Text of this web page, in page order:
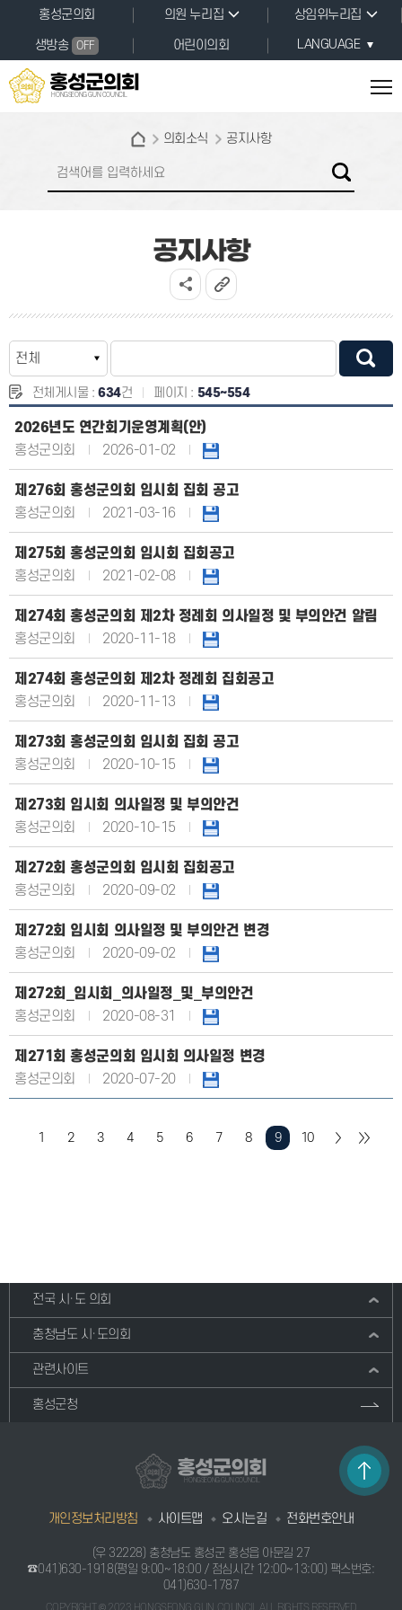
본문바로가기
홍성군의회 의원 누리집
상임위누리집
생방송
OFF 어린이의회 LANGUAGE
홍성군의회
HONGSEONG GUN COUNCIL
의회소식 공지사항
공지사항
전체게시물 : 634건 페이지 : 545~554
2026년도 연간회기운영계획(안)
홍성군의회
2026-01-02
제276회 홍성군의회 임시회 집회 공고
홍성군의회
2021-03-16
제275회 홍성군의회 임시회 집회공고
홍성군의회
2021-02-08
제274회 홍성군의회 제2차 정례회 의사일정 및 부의안건 알림
홍성군의회
2020-11-18
제274회 홍성군의회 제2차 정례회 집회공고
홍성군의회
2020-11-13
제273회 홍성군의회 임시회 집회 공고
홍성군의회
2020-10-15
제273회 임시회 의사일정 및 부의안건
홍성군의회
2020-10-15
제272회 홍성군의회 임시회 집회공고
홍성군의회
2020-09-02
제272회 임시회 의사일정 및 부의안건 변경
홍성군의회
2020-09-02
제272회_임시회_의사일정_및_부의안건
홍성군의회
2020-08-31
제271회 홍성군의회 임시회 의사일정 변경
홍성군의회
2020-07-20
1 2 3 4 5 6 7 8 9 10
전국 시·도 의회
충청남도 시·도의회
관련사이트
홍성군청
홍성군의회
HONGSEONG GUN COUNCIL
개인정보처리방침 사이트맵 오시는길 전화번호안내
(우 32228) 충청남도 홍성군 홍성읍 아문길 27
☎041)630-1918(평일 9:00~18:00 / 점심시간 12:00~13:00) 팩스번호:
041)630-1787